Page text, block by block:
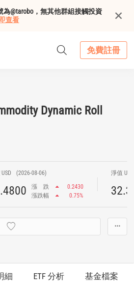
@tarobo，無其他群組接觸投資
查看
免費註冊
Dynamic Roll
(2026-08-06)
漲 跌
0.2430
漲跌幅
0.75%
淨值
···
細 ETF 分析 基金檔案